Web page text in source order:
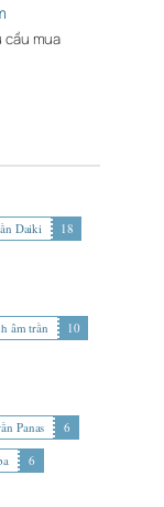
cầu mua
Daiki
18
âm trần
10
Panas
6
6